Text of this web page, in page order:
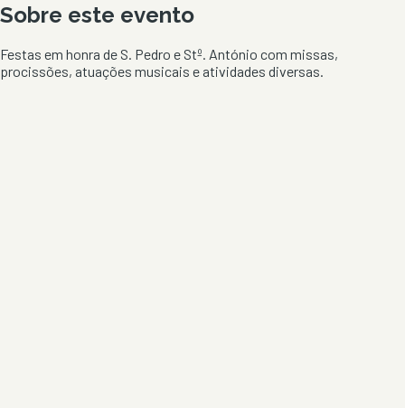
Sobre este evento
Festas em honra de S. Pedro e Stº. António com missas,
procissões, atuações musicais e atividades diversas.